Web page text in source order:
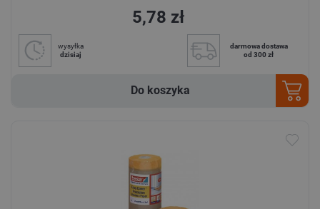
5,78 zł
wysyłka
dzisiaj
darmowa dostawa
od 300 zł
Do koszyka